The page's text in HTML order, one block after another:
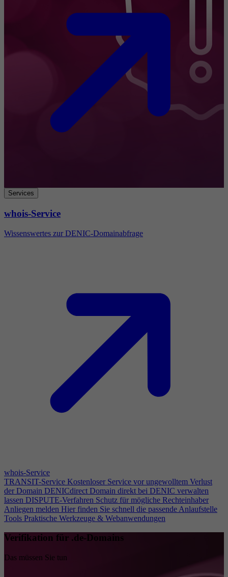
Services
whois-Service
Wissenswertes zur DENIC-Domainabfrage
whois-Service
TRANSIT-Service Kostenloser Service vor ungewolltem Verlust
der Domain DENICdirect Domain direkt bei DENIC verwalten
lassen DISPUTE-Verfahren Schutz für mögliche Rechteinhaber
Anliegen melden Hier finden Sie schnell die passende Anlaufstelle
Tools Praktische Werkzeuge & Webanwendungen
Verifikation für .de-Domains
Das müssen Sie tun